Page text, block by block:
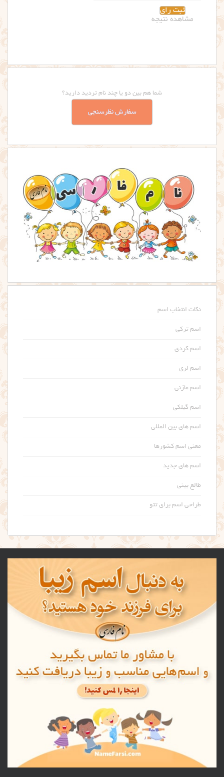
شما هم بین دو یا چند نام تردید دارید؟
سفارش نظرسنجی
نکات انتخاب اسم
اسم ترکی
اسم کردی
اسم لری
اسم مازنی
اسم گیلکی
اسم های بین المللی
معنی اسم کشورها
اسم های جدید
طالع بینی
طراحی اسم برای تتو